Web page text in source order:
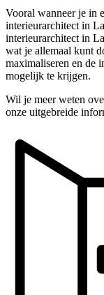
Vooral wanneer je in
interieurarchitect in
interieurarchitect in
wat je allemaal kunt
maximaliseren en de
mogelijk te krijgen.
Wil je meer weten
onze uitgebreide